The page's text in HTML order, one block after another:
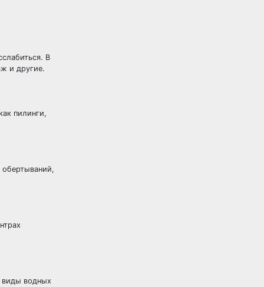
В
и другие.
пилинги,
обертываний,
виды водных